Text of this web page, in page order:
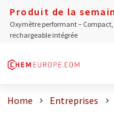
Produit de la
Oxymètre performant –
rechargeable intégrée
Home Entreprises